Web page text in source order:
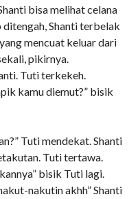
bisa melihat celana
Shanti terbelak
mencuat keluar dari
pikirnya.
Tuti terkekeh.
kamu diemut?” bisik
Tuti mendekat. Shanti
Tuti tertawa.
bisik Tuti lagi.
nakutin akhh” Shanti